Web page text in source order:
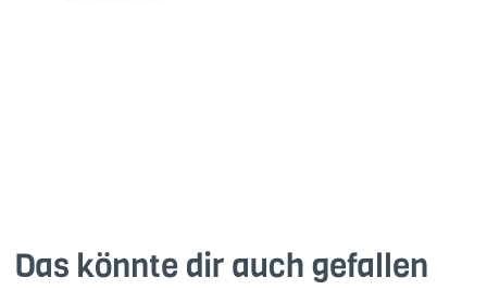
Das könnte dir auch gefallen